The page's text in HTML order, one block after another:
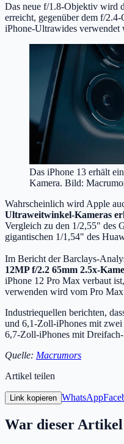
Das neue f/1.8-Objektiv wird
erreicht, gegenüber dem f/
iPhone-Ultrawides verwendet
Das iPhone 13 erhält
Kamera. Bild:
Wahrscheinlich wird Apple
Ultraweitwinkel-Kameras
Vergleich zu den 1/2,55" des
gigantischen 1/1,54" des
Im Bericht der Barclays-
12MP f/2.2 65mm 2.5x-
iPhone 12 Pro Max verbaut
verwenden wird vom Pro
Industriequellen berichten,
und 6,1-Zoll-iPhones mit
6,7-Zoll-iPhones mit
Quelle: Macrumors
Artikel teilen
Link kopieren WhatsApp
War dieser